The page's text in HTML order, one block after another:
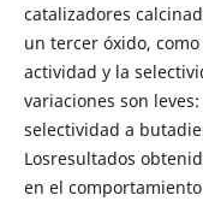
catalizadores
un tercer óxido,
actividad y la
variaciones son
selectividad a
Losresultados
en el